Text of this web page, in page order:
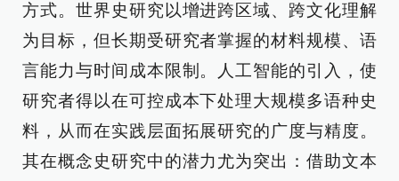
方式。世界史研究以增进跨区域、跨文化理解
为目标，但长期受研究者掌握的材料规模、语
言能力与时间成本限制。人工智能的引入，使
研究者得以在可控成本下处理大规模多语种史
料，从而在实践层面拓展研究的广度与精度。
其在概念史研究中的潜力尤为突出：借助文本